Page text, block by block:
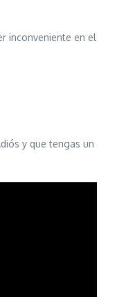
inconveniente en el
y que tengas un